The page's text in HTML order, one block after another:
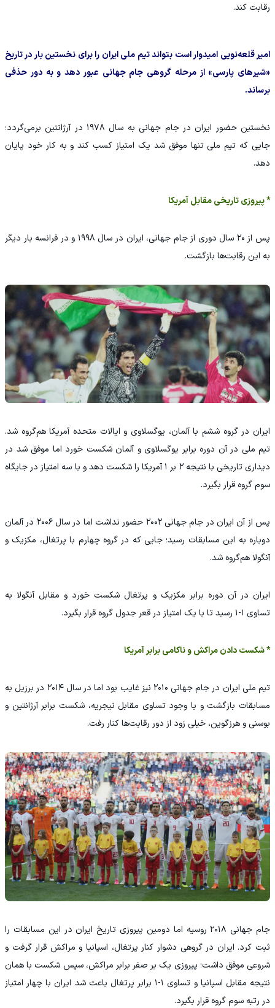
رقابت کند.
امیر قلعه‌نویی امیدوار است بتواند تیم ملی ایران را برای نخستین بار در تاریخ
«شیرهای پارسی» از مرحله گروهی جام جهانی عبور دهد و به دور حذفی
برساند.
نخستین حضور ایران در جام جهانی به سال ۱۹۷۸ در آرژانتین برمی‌گردد؛
جایی که تیم ملی تنها موفق شد یک امتیاز کسب کند و به کار خود پایان
دهد.
* پیروزی تاریخی مقابل آمریکا
پس از ۲۰ سال دوری از جام جهانی، ایران در سال ۱۹۹۸ و در فرانسه بار دیگر
به این رقابت‌ها بازگشت.
ایران در گروه ششم با آلمان، یوگسلاوی و ایالات متحده آمریکا هم‌گروه شد.
تیم ملی در آن دوره برابر یوگسلاوی و آلمان شکست خورد اما موفق شد در
دیداری تاریخی با نتیجه ۲ بر ۱ آمریکا را شکست دهد و با سه امتیاز در جایگاه
سوم گروه قرار بگیرد.
پس از آن ایران در جام جهانی ۲۰۰۲ حضور نداشت اما در سال ۲۰۰۶ در آلمان
دوباره به این مسابقات رسید؛ جایی که در گروه چهارم با پرتغال، مکزیک و
آنگولا هم‌گروه شد.
ایران در آن دوره برابر مکزیک و پرتغال شکست خورد و مقابل آنگولا به
تساوی ۱-۱ رسید تا با یک امتیاز در قعر جدول گروه قرار بگیرد.
* شکست دادن مراکش و ناکامی برابر آمریکا
تیم ملی ایران در جام جهانی ۲۰۱۰ نیز غایب بود اما در سال ۲۰۱۴ در برزیل به
مسابقات بازگشت و با وجود تساوی مقابل نیجریه، شکست برابر آرژانتین و
بوسنی و هرزگوین، خیلی زود از دور رقابت‌ها کنار رفت.
جام جهانی ۲۰۱۸ روسیه اما دومین پیروزی تاریخ ایران در این مسابقات را
ثبت کرد. ایران در گروهی دشوار کنار پرتغال، اسپانیا و مراکش قرار گرفت و
شروعی موفق داشت؛ پیروزی یک بر صفر برابر مراکش، سپس شکست با همان
نتیجه مقابل اسپانیا و تساوی ۱-۱ برابر پرتغال باعث شد ایران با چهار امتیاز
در رتبه سوم گروه قرار بگیرد.